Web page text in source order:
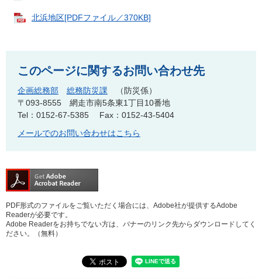
北浜地区[PDFファイル／370KB]
このページに関するお問い合わせ先
企画総務部 総務防災課
防災係
〒093-8555
網走市南5条東1丁目10番地
Tel：0152-67-5385
Fax：0152-43-5404
メールでのお問い合わせはこちら
PDF形式のファイルをご覧いただく場合には、Adobe社が提供するAdobe
Readerが必要です。
Adobe Readerをお持ちでない方は、バナーのリンク先からダウンロードしてく
ださい。（無料）